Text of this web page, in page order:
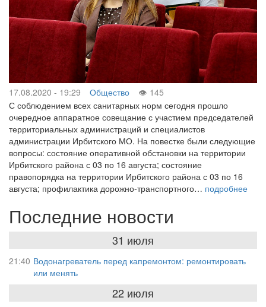
17.08.2020 - 19:29 Общество
145
С соблюдением всех санитарных норм сегодня прошло
очередное аппаратное совещание с участием председателей
территориальных администраций и специалистов
администрации Ирбитского МО. На повестке были следующие
вопросы: состояние оперативной обстановки на территории
Ирбитского района с 03 по 16 августа; состояние
правопорядка на территории Ирбитского района с 03 по 16
августа; профилактика дорожно-транспортного… подробнее
Последние новости
31 июля
21:40 Водонагреватель перед капремонтом: ремонтировать
или менять
22 июля